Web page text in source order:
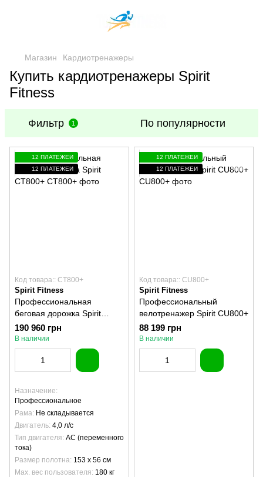
Магазин Кардиотренажеры
Купить кардиотренажеры Spirit
Fitness
Фильтр 1 По популярности
12 ПЛАТЕЖЕЙ
12 ПЛАТЕЖЕЙ
Код товара:: CT800+
Spirit Fitness
Профессиональная
беговая дорожка Spirit
CT800+
190 960 грн
В наличии
Назначение
Профессиональное
Рама Не складывается
Двигатель 4,0 л/с
Тип двигателя AC (переменного
тока)
Размер полотна 153 х 56 см
Max. вес пользователя 180 кг
12 ПЛАТЕЖЕЙ
12 ПЛАТЕЖЕЙ
Код товара:: CU800+
Spirit Fitness
Профессиональный
велотренажер Spirit CU800+
88 199 грн
В наличии